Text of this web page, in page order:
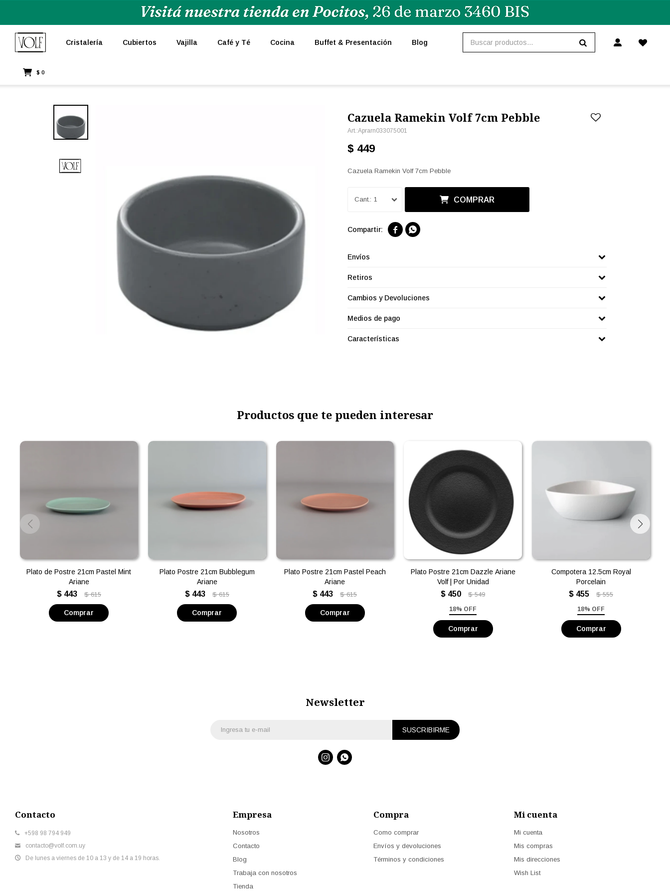
Cristalería Cubiertos Vajilla Café y Té Cocina Buffet & Presentación Blog
$ 0
Cazuela Ramekin Volf 7cm Pebble
Aprarn033075001
$ 449
Cazuela Ramekin Volf 7cm Pebble
1 COMPRAR
 
Envíos
Retiros
Cambios y Devoluciones
Medios de pago
Características
Productos que te pueden interesar
Plato de Postre 21cm Pastel Mint
Ariane
$ 443 $ 615
Plato Postre 21cm Bubblegum
Ariane
$ 443 $ 615
Plato Postre 21cm Pastel Peach
Ariane
$ 443 $ 615
Plato Postre 21cm Dazzle Ariane
Volf | Por Unidad
$ 450 $ 549
18% OFF
Compotera 12.5cm Royal
Porcelain
$ 455 $ 555
18% OFF
Contacto
+598 98 794 949
contacto@volf.com.uy
De lunes a viernes de 10 a 13 y de 14 a 19 horas.
Empresa
Nosotros
Contacto
Blog
Trabaja con nosotros
Tienda
Compra
Como comprar
Envíos y devoluciones
Términos y condiciones
Mi cuenta
Mi cuenta
Mis compras
Mis direcciones
Wish List
Newsletter
SUSCRIBIRME
 